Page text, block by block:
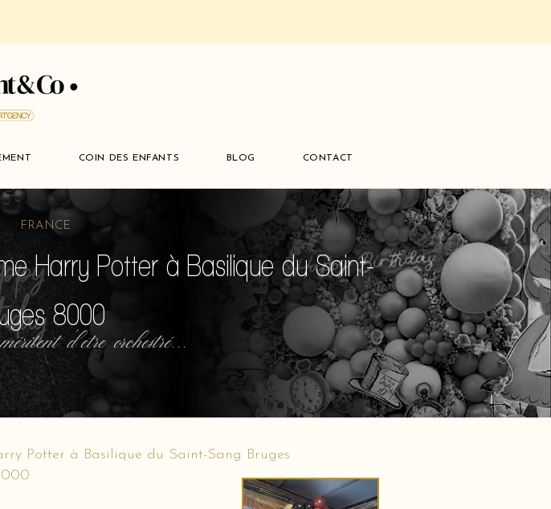
COIN DES ENFANTS BLOG CONTACT
FRANCE
Harry Potter à Basilique du Saint-
8000
d'etre orchestré...
Potter à Basilique du Saint-Sang Bruges